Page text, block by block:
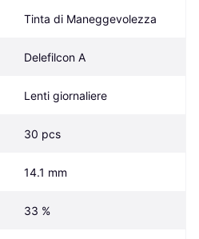
Tinta di Maneggevolezza
Delefilcon A
Lenti giornaliere
30 pcs
14.1 mm
33 %